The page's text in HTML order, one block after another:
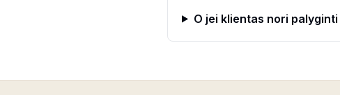
O jei klientas nori